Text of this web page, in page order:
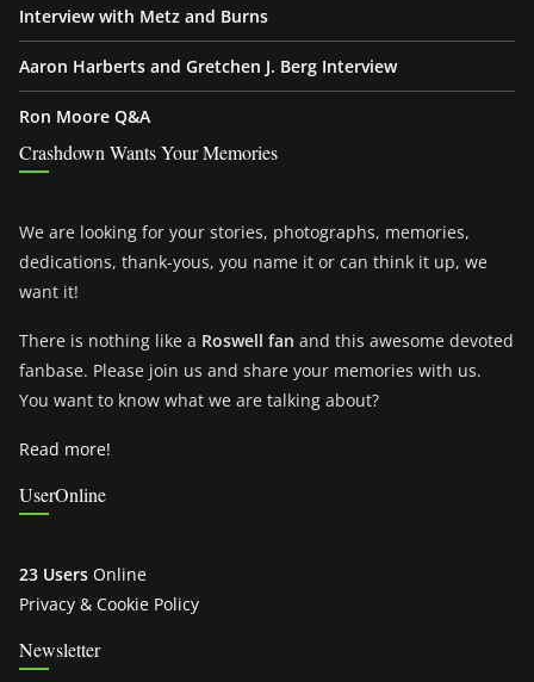
Interview with Metz and Burns
Aaron Harberts and Gretchen J. Berg Interview
Ron Moore Q&A
Crashdown Wants Your Memories
We are looking for your stories, photographs, memories,
dedications, thank-yous, you name it or can think it up, we
want it!
There is nothing like a Roswell fan and this awesome devoted
fanbase. Please join us and share your memories with us.
You want to know what we are talking about?
Read more!
UserOnline
23 Users Online
Privacy & Cookie Policy
Newsletter